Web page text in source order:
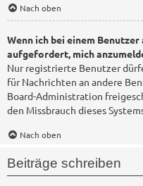
Nach oben
Wenn ich bei einem
aufgefordert, mich
Nur registrierte Benutzer
für Nachrichten an andere
Board-Administration
den Missbrauch dieses
Nach oben
Beiträge schreiben